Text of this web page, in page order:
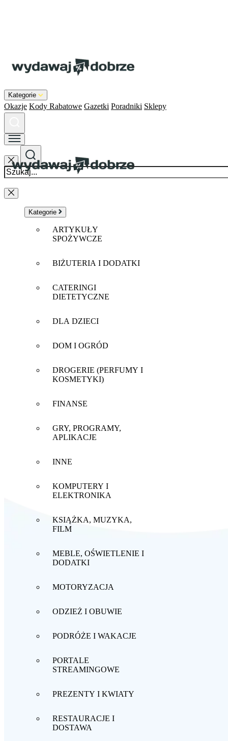
Kategorie
Okazje Kody Rabatowe Gazetki Poradniki Sklepy
Kategorie
ARTYKUŁY
SPOŻYWCZE
BIŻUTERIA I DODATKI
CATERINGI
DIETETYCZNE
DLA DZIECI
DOM I OGRÓD
DROGERIE (PERFUMY I
KOSMETYKI)
FINANSE
GRY, PROGRAMY,
APLIKACJE
INNE
KOMPUTERY I
ELEKTRONIKA
KSIĄŻKA, MUZYKA,
FILM
MEBLE, OŚWIETLENIE I
DODATKI
MOTORYZACJA
ODZIEŻ I OBUWIE
PODRÓŻE I WAKACJE
PORTALE
STREAMINGOWE
PREZENTY I KWIATY
RESTAURACJE I
DOSTAWA